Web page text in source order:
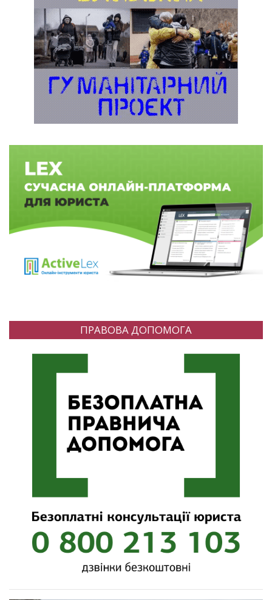
ПРАВОВА ДОПОМОГА